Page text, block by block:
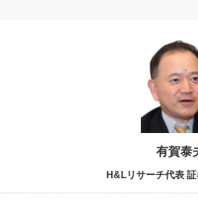
有賀泰
H&Lリサーチ代表